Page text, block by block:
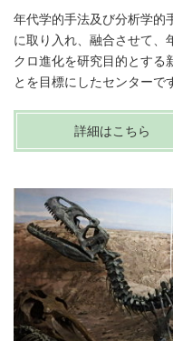
年代学的手法及び分析学的
に取り入れ、融合させて、
クロ進化を研究目的とする
とを目標にしたセンターで
詳細はこちら